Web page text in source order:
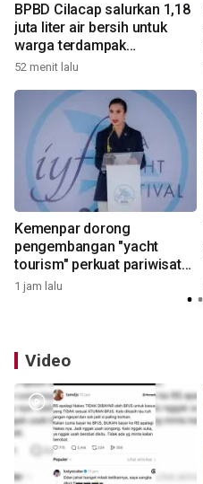
BPBD Cilacap salurkan 1,18
juta liter air bersih untuk
warga terdampak
kekeringan
52 menit lalu
Kemenpar dorong
pengembangan "yacht
tourism" perkuat pariwisata
bahari
1 jam lalu
Video